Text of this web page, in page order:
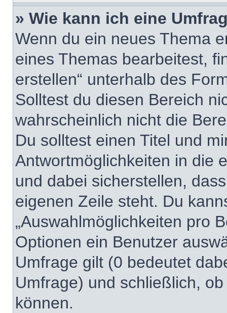
» Wie kann ich eine
Wenn du ein neues Thema
eines Themas bearbeitest,
erstellen“ unterhalb des
Solltest du diesen Bereich
wahrscheinlich nicht die
Du solltest einen Titel und
Antwortmöglichkeiten in die
und dabei sicherstellen,
eigenen Zeile steht. Du
„Auswahlmöglichkeiten pro
Optionen ein Benutzer
Umfrage gilt (0 bedeutet
Umfrage) und schließlich,
können.